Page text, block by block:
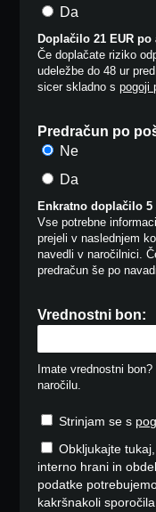
Da
Doplačilo 21 EUR po
Če doplačate riziko
udeležbe do 48 ur
sicer skladno spogoji
Predračun po
Ne
Da
Enkratno doplačilo 5
Vse potrebne
prejeli v naslednjem
navedli v naročilnici.
predračun še po
Vrednostni bon:
Imate vrednostni
naročilu.
Strinjam se s
Obkljukajte
interno hrani in
podatke
kakršnakoli